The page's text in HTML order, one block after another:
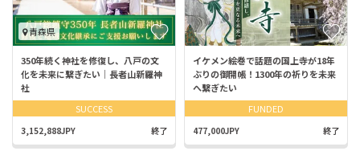
青森県
350年続く神社を修復し、八戸の文
化を未来に繋ぎたい｜長者山新羅神
社
SUCCESS
3,152,888JPY 終了
イケメン絵巻で話題の国上寺が18年
ぶりの御開帳！1300年の祈りを未来
へ繋ぎたい
FUNDED
477,000JPY 終了